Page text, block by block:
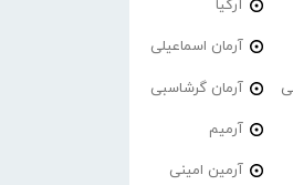
آرکیا
آرمان اسماعیلی
آرمان گرشاسبی
آرمیم
آرمین امینی